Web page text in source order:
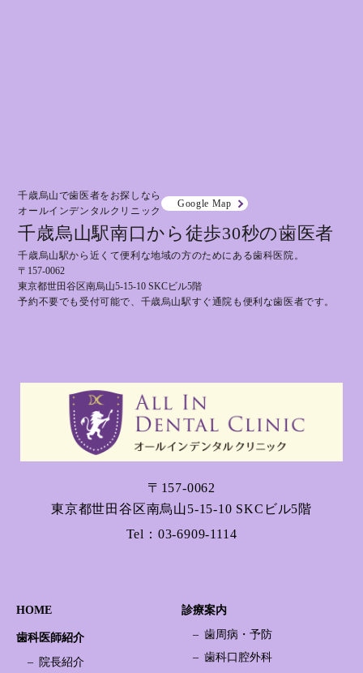
千歳烏山で歯医者をお探しなら
オールインデンタルクリニック
Google Map
千歳烏山駅南口から徒歩30秒の歯医者
千歳烏山駅から近くて便利な地域の方のためにある歯科医院。
〒157-0062
東京都世田谷区南烏山5-15-10 SKCビル5階
予約不要でも受付可能で、千歳烏山駅すぐ通院も便利な歯医者です。
〒157-0062
東京都世田谷区南烏山5-15-10 SKCビル5階
Tel： 03-6909-1114
HOME
歯科医師紹介
院長紹介
診療案内
歯周病・予防
歯科口腔外科